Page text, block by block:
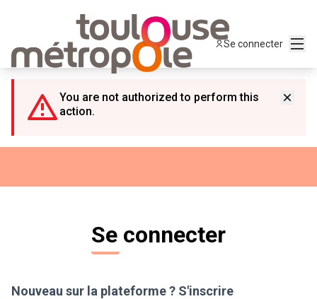
Se connecter
You are not authorized to perform this
action.
Se connecter
Nouveau sur la plateforme ? S'inscrire